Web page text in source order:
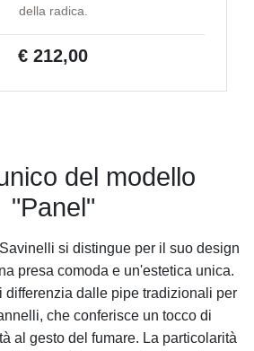
della radica.
€ 212,00
del modello
"Panel"
si distingue per il suo design
presa comoda e un'estetica unica.
differenzia dalle pipe tradizionali per
che conferisce un tocco di
al gesto del fumare. La particolarità